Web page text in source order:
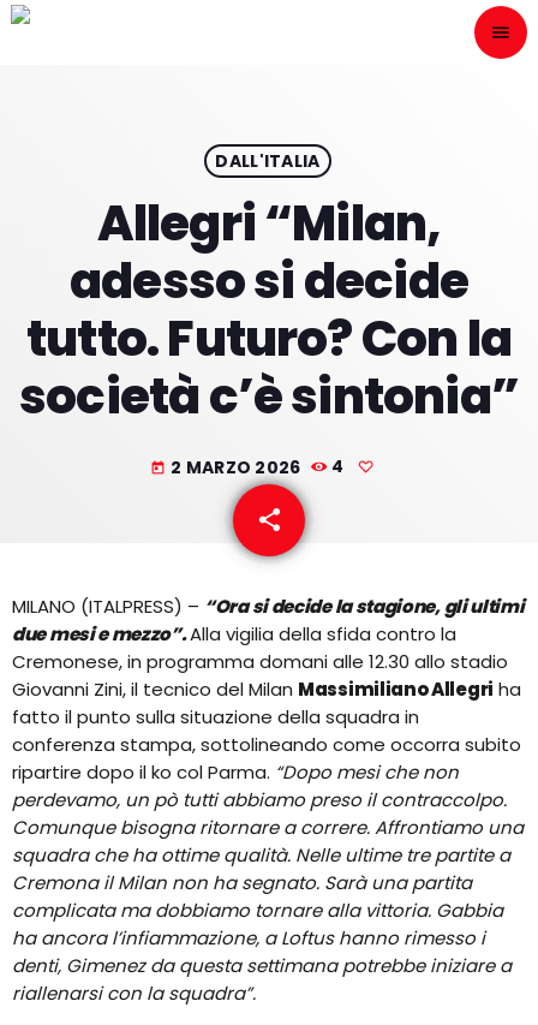
menu
HOME
NUESTRAS FRECUENCIAS
NOTICIAS
CONTACTO
DALL'ITALIA
Allegri “Milan,
adesso si decide
tutto. Futuro? Con la
società c’è sintonia”
today 2 MARZO 2026 4
share
email
MILANO (ITALPRESS) – “Ora si decide la stagione, gli ultimi
due mesi e mezzo”.Alla vigilia della sfida contro la
Cremonese, in programma domani alle 12.30 allo stadio
Giovanni Zini, il tecnico del Milan Massimiliano Allegri ha
fatto il punto sulla situazione della squadra in
conferenza stampa, sottolineando come occorra subito
ripartire dopo il ko col Parma. “Dopo mesi che non
perdevamo, un pò tutti abbiamo preso il contraccolpo.
Comunque bisogna ritornare a correre. Affrontiamo una
squadra che ha ottime qualità. Nelle ultime tre partite a
Cremona il Milan non ha segnato. Sarà una partita
complicata ma dobbiamo tornare alla vittoria. Gabbia
ha ancora l’infiammazione, a Loftus hanno rimesso i
denti, Gimenez da questa settimana potrebbe iniziare a
riallenarsi con la squadra”.